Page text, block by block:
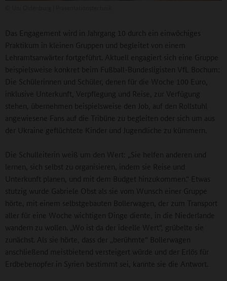
Das Engagement wird in Jahrgang 10 durch ein einwöchiges
Praktikum in kleinen Gruppen und begleitet von einem
Lehramtsanwärter fortgeführt. Aktuell engagiert sich eine Gruppe
beispielsweise konkret beim Fußball-Bundesligisten VfL Bochum:
Die Schülerinnen und Schüler, denen für die Woche 100 Euro,
inklusive Unterkunft, Verpflegung und Reise, zur Verfügung
stehen, übernehmen beispielsweise den Job, auf den Rollstuhl
angewiesene Fans auf die Tribüne zu begleiten oder sich um aus
der Ukraine geflüchtete Kinder und Jugendliche zu kümmern.
Die Schulleiterin weiß um den Wert: „Sie helfen anderen und
lernen, sich selbst zu organisieren, indem sie Reise und
Unterkunft planen, und mit dem Budget hinzukommen.“ Etwas
stutzig wurde Gabriele Obst als sie vom Wunsch einer Gruppe
hörte, mit einem selbstgebauten Bollerwagen, der zum Transport
aller für eine Woche wichtigen Dinge diente, in die Niederlande
wandern zu wollen. „Wo ist da der ideelle Wert“, grübelte sie
zunächst. Als sie hörte, dass der „berühmte“ Bollerwagen
anschließend meistbietend versteigert würde und der Erlös für
Erdbebenopfer in Syrien bestimmt sei, kannte sie die Antwort.